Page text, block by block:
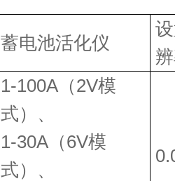
蓄电池活化仪
1-100A （2V模
式）、
1-30A （6V模
式）、